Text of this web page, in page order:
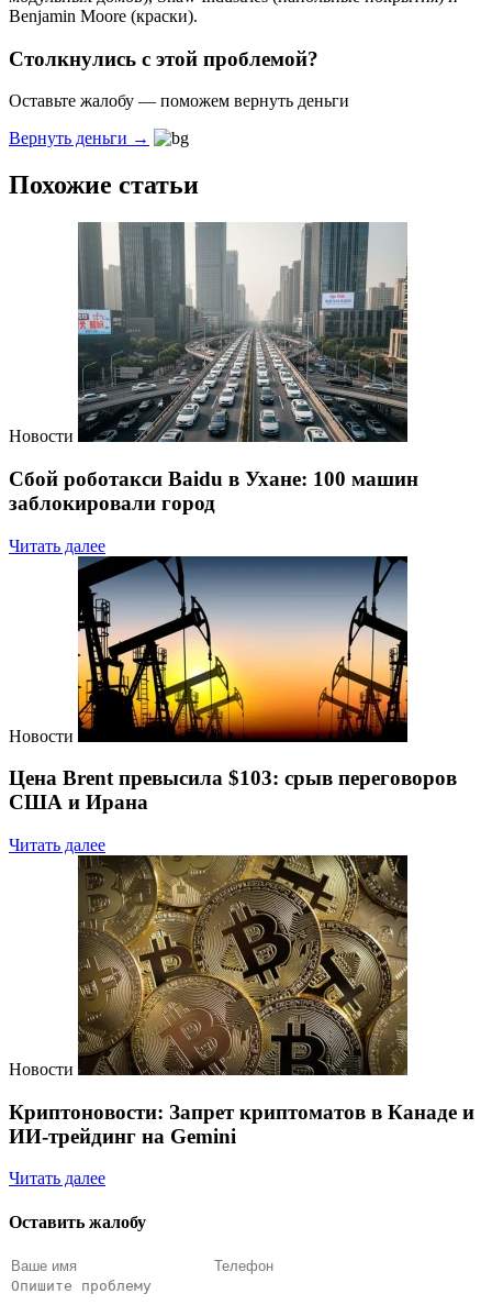
Benjamin Moore (краски).
Столкнулись с этой проблемой?
Оставьте жалобу — поможем вернуть деньги
Вернуть деньги →
Похожие статьи
Новости
Сбой роботакси Baidu в Ухане: 100 машин
заблокировали город
Читать далее
Новости
Цена Brent превысила $103: срыв переговоров
США и Ирана
Читать далее
Новости
Криптоновости: Запрет криптоматов в Канаде и
ИИ-трейдинг на Gemini
Читать далее
Оставить жалобу